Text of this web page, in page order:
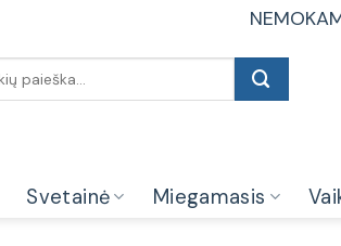
Svetainė Miegamasis